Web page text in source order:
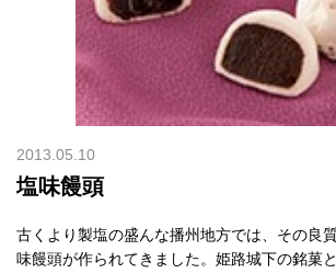
2013.05.10
塩味饅頭
古くより製塩の盛んな播州地方では、その良
味饅頭が作られてきました。姫路城下の銘菓